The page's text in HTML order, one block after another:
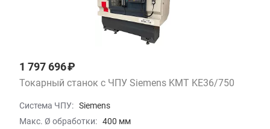
1 797 696 ₽
Токарный станок с ЧПУ Siemens KMT KE36/750
Система ЧПУ: Siemens
Макс. Ø обработки: 400 мм